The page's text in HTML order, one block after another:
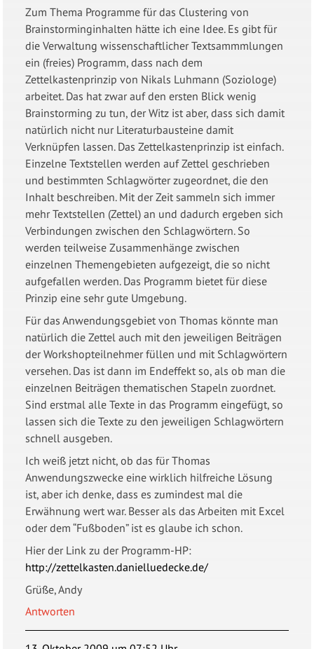
Zum Thema Programme für das Clustering von
Brainstorminginhalten hätte ich eine Idee. Es gibt für
die Verwaltung wissenschaftlicher Textsammmlungen
ein (freies) Programm, dass nach dem
Zettelkastenprinzip von Nikals Luhmann (Soziologe)
arbeitet. Das hat zwar auf den ersten Blick wenig
Brainstorming zu tun, der Witz ist aber, dass sich damit
natürlich nicht nur Literaturbausteine damit
Verknüpfen lassen. Das Zettelkastenprinzip ist einfach.
Einzelne Textstellen werden auf Zettel geschrieben
und bestimmten Schlagwörter zugeordnet, die den
Inhalt beschreiben. Mit der Zeit sammeln sich immer
mehr Textstellen (Zettel) an und dadurch ergeben sich
Verbindungen zwischen den Schlagwörtern. So
werden teilweise Zusammenhänge zwischen
einzelnen Themengebieten aufgezeigt, die so nicht
aufgefallen werden. Das Programm bietet für diese
Prinzip eine sehr gute Umgebung.
Für das Anwendungsgebiet von Thomas könnte man
natürlich die Zettel auch mit den jeweiligen Beiträgen
der Workshopteilnehmer füllen und mit Schlagwörtern
versehen. Das ist dann im Endeffekt so, als ob man die
einzelnen Beiträgen thematischen Stapeln zuordnet.
Sind erstmal alle Texte in das Programm eingefügt, so
lassen sich die Texte zu den jeweiligen Schlagwörtern
schnell ausgeben.
Ich weiß jetzt nicht, ob das für Thomas
Anwendungszwecke eine wirklich hilfreiche Lösung
ist, aber ich denke, dass es zumindest mal die
Erwähnung wert war. Besser als das Arbeiten mit Excel
oder dem “Fußboden” ist es glaube ich schon.
Hier der Link zu der Programm-HP:
http://zettelkasten.danielluedecke.de/
Grüße, Andy
Antworten